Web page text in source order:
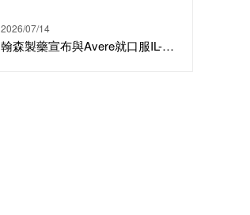
2026/07/14
翰森製藥宣布與Avere就口服IL-23候選分子HS-20118達成許可合作及戰略投資